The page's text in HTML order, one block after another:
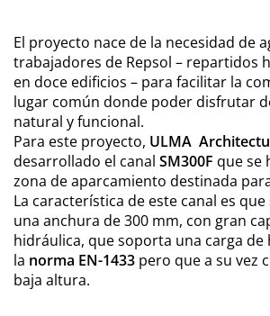
El proyecto nace de la necesidad de
trabajadores de Repsol – repartidos
en doce edificios – para facilitar la
lugar común donde poder disfrutar
natural y funcional.
Para este proyecto, ULMA
desarrollado el canal SM300F que se
zona de aparcamiento destinada
La característica de este canal es
una anchura de 300 mm, con gran
hidráulica, que soporta una carga de
la norma EN-1433 pero que a su vez
baja altura.